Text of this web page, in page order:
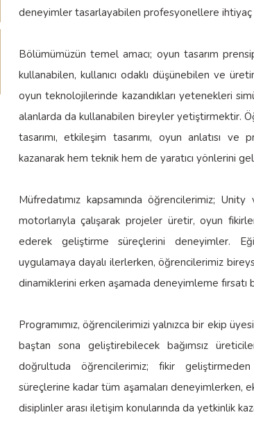
deneyimler tasarlayabilen profesyonellere ihtiyaç
Bölümümüzün temel amacı; oyun tasarım
kullanabilen, kullanıcı odaklı düşünebilen ve
oyun teknolojilerinde kazandıkları yetenekleri
alanlarda da kullanabilen bireyler yetiştirmektir.
tasarımı, etkileşim tasarımı, oyun anlatısı
kazanarak hem teknik hem de yaratıcı yönlerini
Müfredatımız kapsamında öğrencilerimiz;
motorlarıyla çalışarak projeler üretir, oyun
ederek geliştirme süreçlerini deneyimler.
uygulamaya dayalı ilerlerken, öğrencilerimiz
dinamiklerini erken aşamada deneyimleme fırsatı
Programımız, öğrencilerimizi yalnızca bir ekip
baştan sona geliştirebilecek bağımsız
doğrultuda öğrencilerimiz; fikir
süreçlerine kadar tüm aşamaları deneyimlerken,
disiplinler arası iletişim konularında da yetkinlik